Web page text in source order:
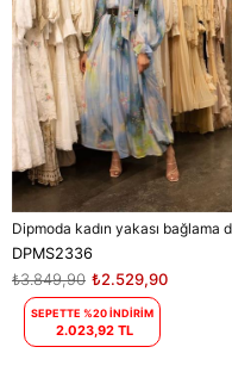
DPMS2336
₺2.529,90
₺3.849,90
SEPETTE %20 İNDİRİM
2.023,92 TL